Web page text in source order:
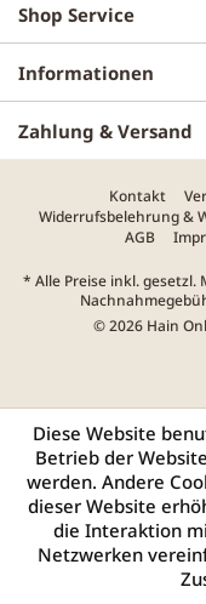
Shop Service
Informationen
Zahlung & Versand
Kontakt
Widerrufsbelehrung &
AGB
* Alle Preise inkl.
© 2026 Hain
Diese Website
Betrieb der
werden. Andere
dieser Website
die Interaktion
Netzwerken